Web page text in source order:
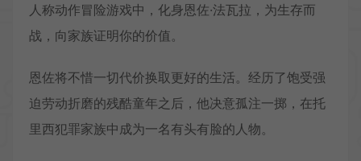
人称动作冒险游戏中，化身恩佐·法瓦拉，为生存而
战，向家族证明你的价值。
恩佐将不惜一切代价换取更好的生活。经历了饱受强
迫劳动折磨的残酷童年之后，他决意孤注一掷，在托
里西犯罪家族中成为一名有头有脸的人物。